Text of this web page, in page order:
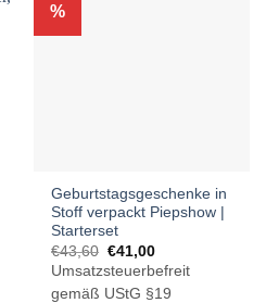
%
Geburtstagsgeschenke in
Stoff verpackt Piepshow |
Starterset
€43,60 Ursprünglicher
Preis
war:
€43,60
€41,00Aktueller
Preis
ist:
€41,00.
Umsatzsteuerbefreit
gemäß UStG §19